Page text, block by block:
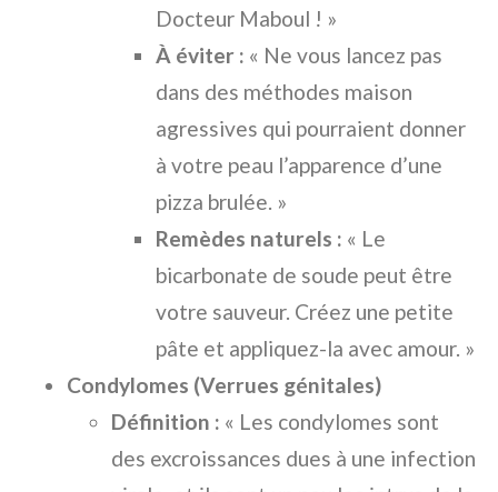
Docteur Maboul ! »
À éviter : « Ne vous lancez pas
dans des méthodes maison
agressives qui pourraient donner
à votre peau l’apparence d’une
pizza brulée. »
Remèdes naturels : « Le
bicarbonate de soude peut être
votre sauveur. Créez une petite
pâte et appliquez-la avec amour. »
Condylomes (Verrues génitales)
Définition : « Les condylomes sont
des excroissances dues à une infection